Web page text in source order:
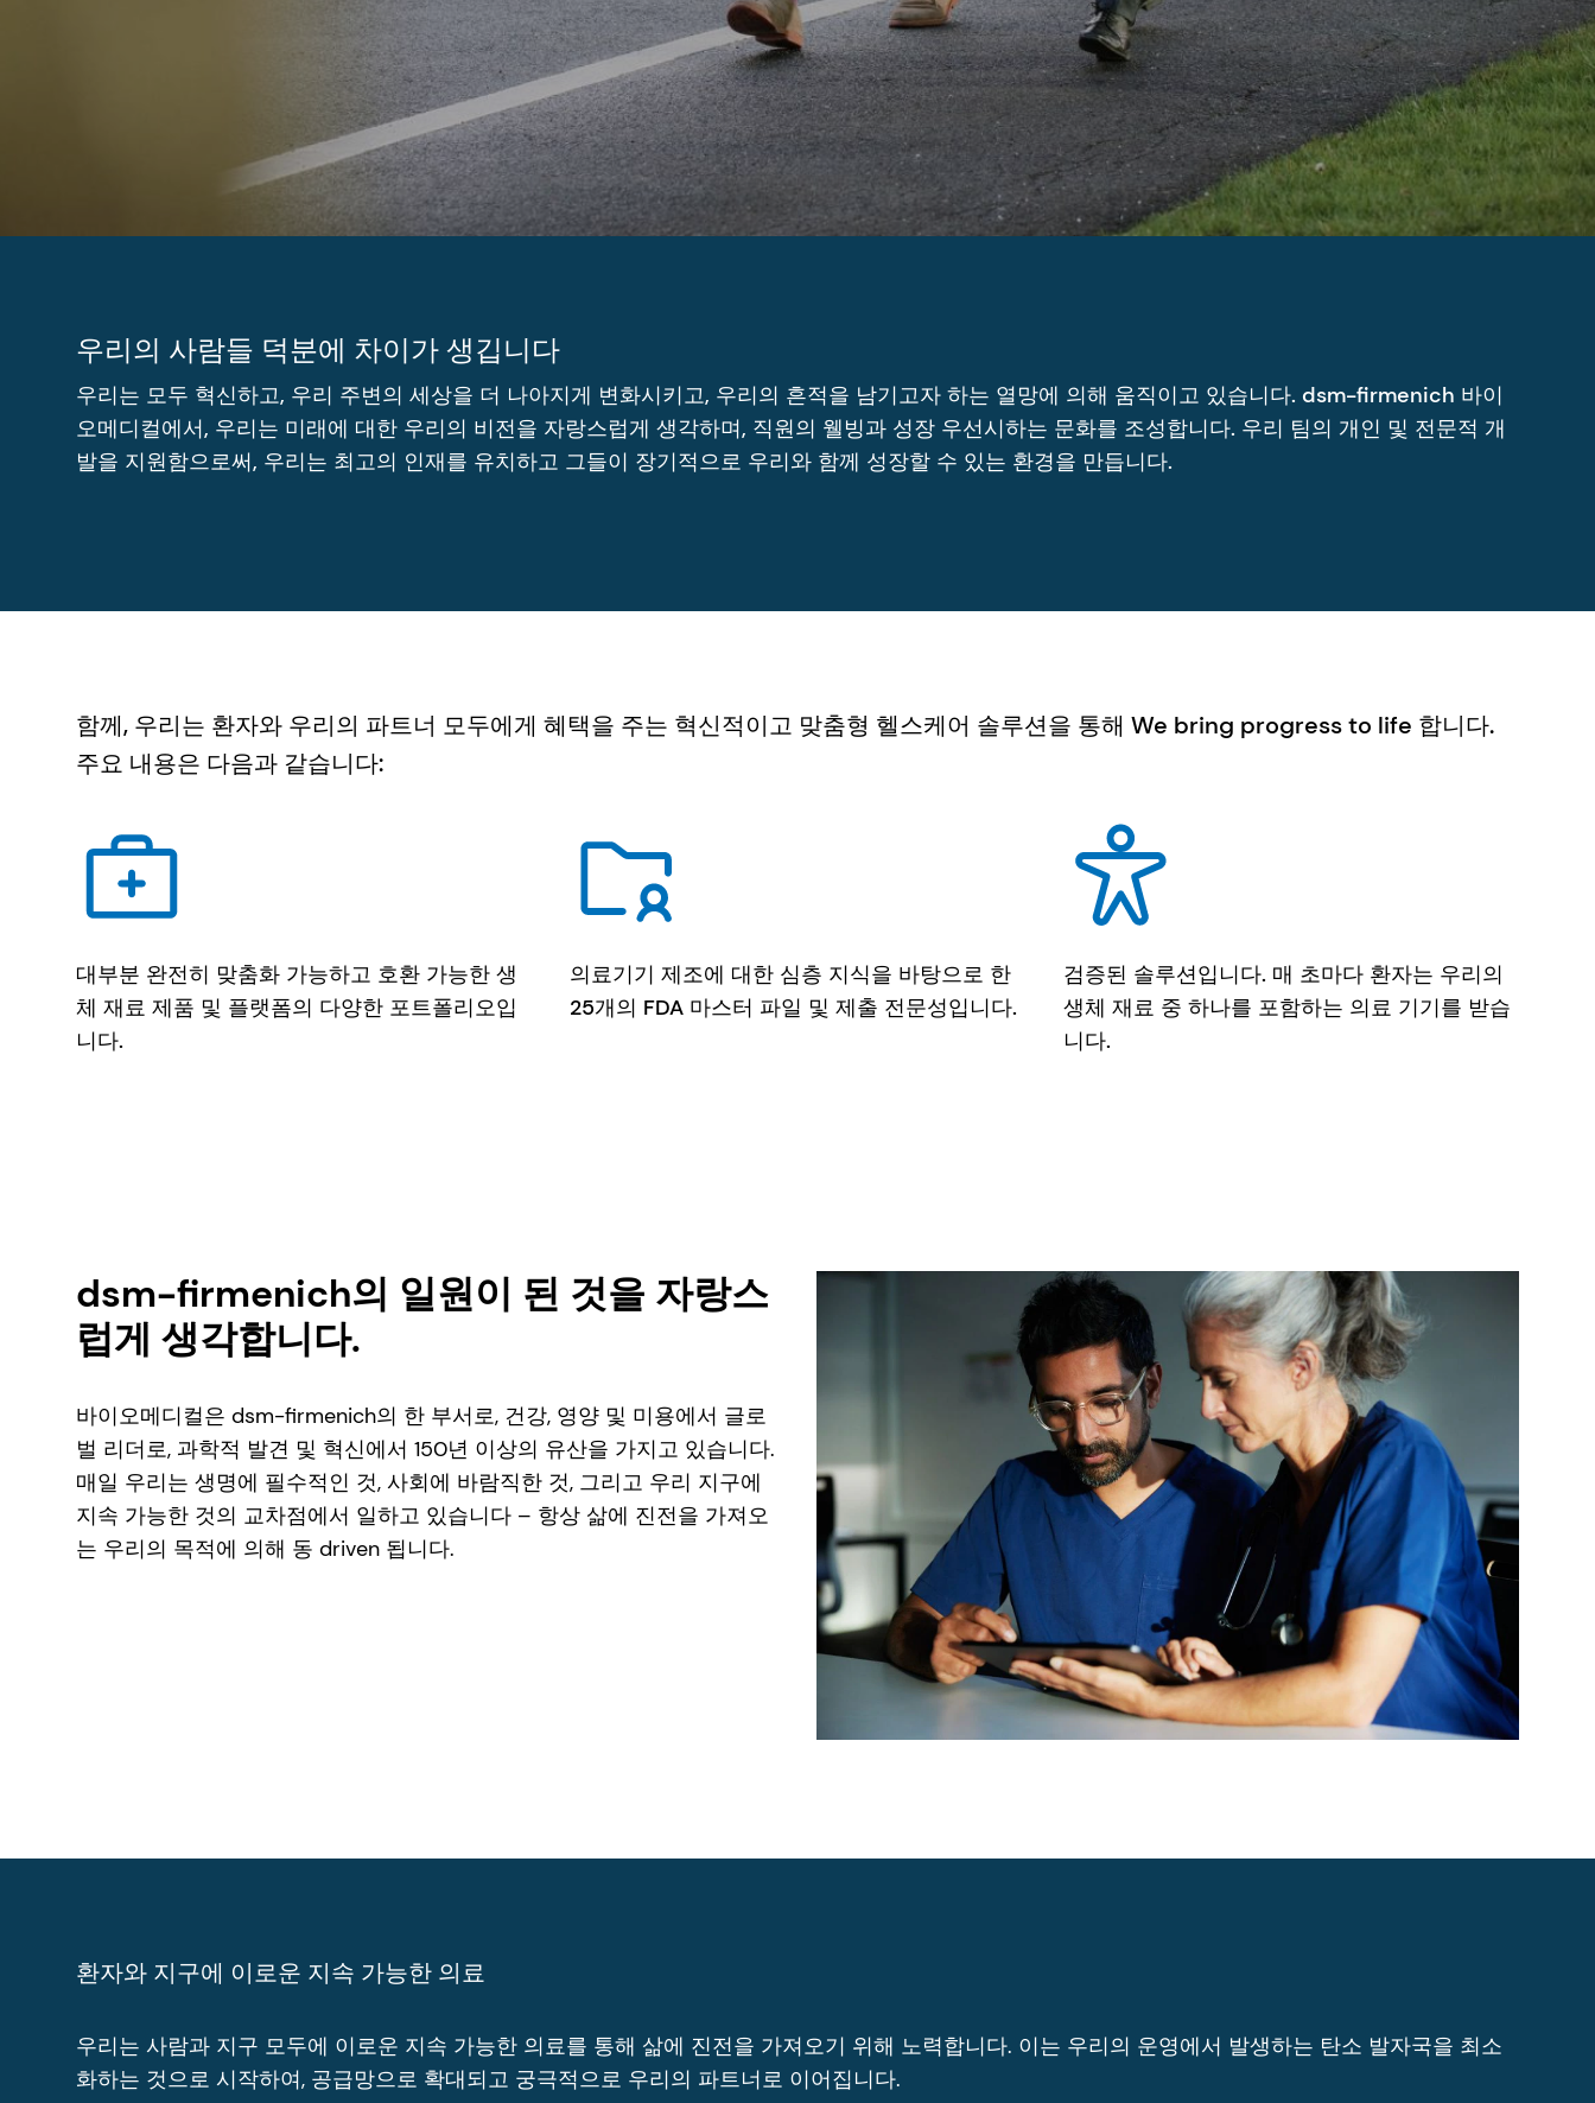
우리의 사람들 덕분에 차이가 생깁니다
우리는 모두 혁신하고, 우리 주변의 세상을 더 나아지게 변화시키고, 우리의 흔적을 남기고자 하는 열망에 의해 움직이고 있습니다. dsm-firmenich 바이
오메디컬에서, 우리는 미래에 대한 우리의 비전을 자랑스럽게 생각하며, 직원의 웰빙과 성장 우선시하는 문화를 조성합니다. 우리 팀의 개인 및 전문적 개
발을 지원함으로써, 우리는 최고의 인재를 유치하고 그들이 장기적으로 우리와 함께 성장할 수 있는 환경을 만듭니다.
함께, 우리는 환자와 우리의 파트너 모두에게 혜택을 주는 혁신적이고 맞춤형 헬스케어 솔루션을 통해 We bring progress to life 합니다.
주요 내용은 다음과 같습니다:
대부분 완전히 맞춤화 가능하고 호환 가능한 생
체 재료 제품 및 플랫폼의 다양한 포트폴리오입
니다.
의료기기 제조에 대한 심층 지식을 바탕으로 한
25개의 FDA 마스터 파일 및 제출 전문성입니다.
검증된 솔루션입니다. 매 초마다 환자는 우리의
생체 재료 중 하나를 포함하는 의료 기기를 받습
니다.
dsm-firmenich의 일원이 된 것을 자랑스
럽게 생각합니다.
바이오메디컬은 dsm-firmenich의 한 부서로, 건강, 영양 및 미용에서 글로
벌 리더로, 과학적 발견 및 혁신에서 150년 이상의 유산을 가지고 있습니다.
매일 우리는 생명에 필수적인 것, 사회에 바람직한 것, 그리고 우리 지구에
지속 가능한 것의 교차점에서 일하고 있습니다 – 항상 삶에 진전을 가져오
는 우리의 목적에 의해 동 driven 됩니다.
환자와 지구에 이로운 지속 가능한 의료
우리는 사람과 지구 모두에 이로운 지속 가능한 의료를 통해 삶에 진전을 가져오기 위해 노력합니다. 이는 우리의 운영에서 발생하는 탄소 발자국을 최소
화하는 것으로 시작하여, 공급망으로 확대되고 궁극적으로 우리의 파트너로 이어집니다.